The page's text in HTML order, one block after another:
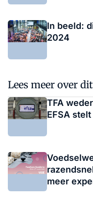
In beeld:
2024
Lees meer over
TFA
EFSA
meer